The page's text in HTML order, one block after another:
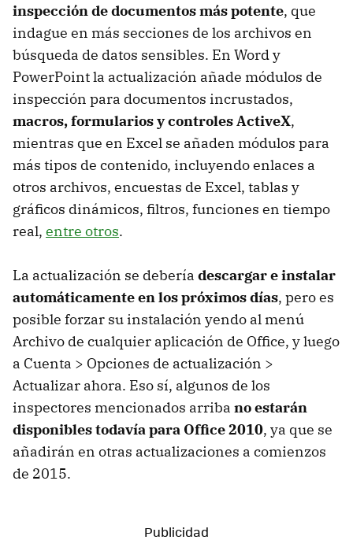
inspección de documentos más potente, que
indague en más secciones de los archivos en
búsqueda de datos sensibles. En Word y
PowerPoint la actualización añade módulos de
inspección para documentos incrustados,
macros, formularios y controles ActiveX,
mientras que en Excel se añaden módulos para
más tipos de contenido, incluyendo enlaces a
otros archivos, encuestas de Excel, tablas y
gráficos dinámicos, filtros, funciones en tiempo
real, entre otros.
La actualización se debería descargar e instalar
automáticamente en los próximos días, pero es
posible forzar su instalación yendo al menú
Archivo de cualquier aplicación de Office, y luego
a Cuenta > Opciones de actualización >
Actualizar ahora. Eso sí, algunos de los
inspectores mencionados arriba no estarán
disponibles todavía para Office 2010, ya que se
añadirán en otras actualizaciones a comienzos
de 2015.